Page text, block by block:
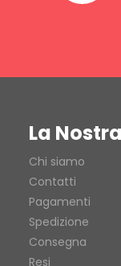
La
Chi siamo
Contatti
Pagamenti
Spedizione
Consegna
Resi